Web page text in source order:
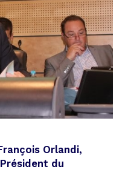
Orlandi,
du